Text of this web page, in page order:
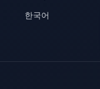
한국어